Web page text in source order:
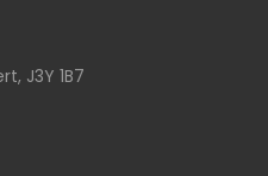
J3Y 1B7